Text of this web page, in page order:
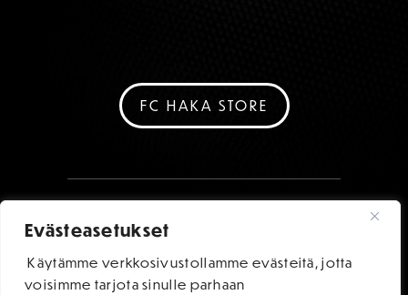
Evästeasetukset
Käytämme verkkosivustollamme evästeitä, jotta
voisimme tarjota sinulle parhaan
FC HAKA STORE